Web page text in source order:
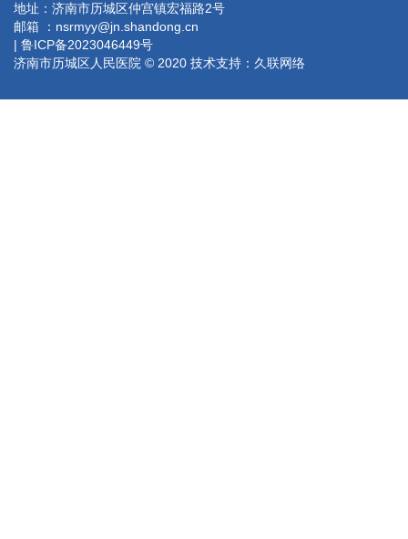
地址：济南市历城区仲宫镇宏福路2号
邮箱 ：nsrmyy@jn.shandong.cn
| 鲁ICP备2023046449号
济南市历城区人民医院 © 2020 技术支持： 久联网络